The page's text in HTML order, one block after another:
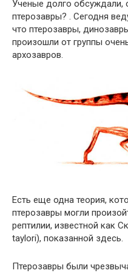
Ученые долго обсуждали,
птерозавры? . Сегодня
что птерозавры,
произошли от группы
архозавров.
Есть еще одна теория,
птерозавры могли
рептилии, известной как
taylori), показанной здесь.
Птерозавры были